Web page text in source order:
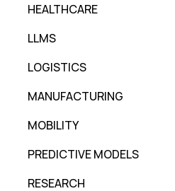
HEALTHCARE
LLMS
LOGISTICS
MANUFACTURING
MOBILITY
PREDICTIVE MODELS
RESEARCH